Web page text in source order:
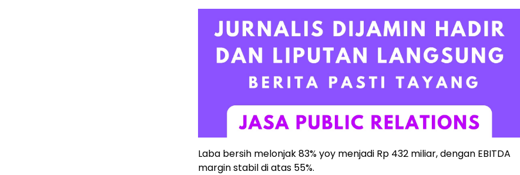
Laba bersih melonjak 83% yoy menjadi Rp 432 miliar, dengan EBITDA
margin stabil di atas 55%.